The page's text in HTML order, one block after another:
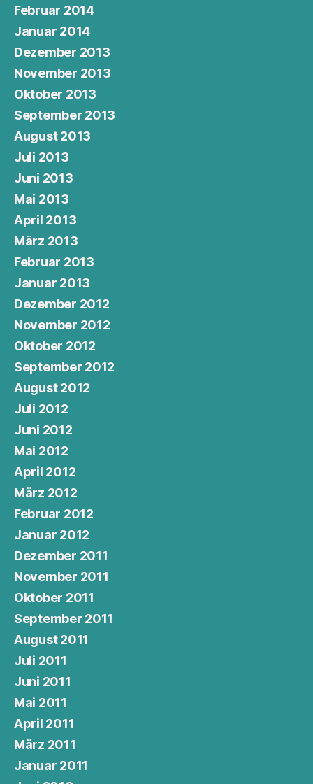
Februar 2014
Januar 2014
Dezember 2013
November 2013
Oktober 2013
September 2013
August 2013
Juli 2013
Juni 2013
Mai 2013
April 2013
März 2013
Februar 2013
Januar 2013
Dezember 2012
November 2012
Oktober 2012
September 2012
August 2012
Juli 2012
Juni 2012
Mai 2012
April 2012
März 2012
Februar 2012
Januar 2012
Dezember 2011
November 2011
Oktober 2011
September 2011
August 2011
Juli 2011
Juni 2011
Mai 2011
April 2011
März 2011
Januar 2011